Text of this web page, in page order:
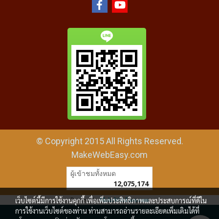
© Copyright 2015 All Rights Reserved.
MakeWebEasy.com
ผู้เข้าชมทั้งหมด
12,075,174
Powered byMakeWebEasy.com
เว็บไซต์นี้มีการใช้งานคุกกี้ เพื่อเพิ่มประสิทธิภาพและประสบการณ์ที่ดีใน
การใช้งานเว็บไซต์ของท่าน ท่านสามารถอ่านรายละเอียดเพิ่มเติมได้ที่